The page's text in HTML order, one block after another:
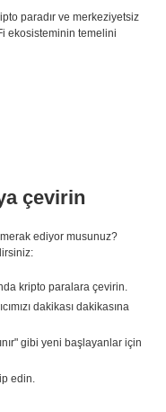
paradır ve merkeziyetsiz
ekosisteminin temelini
çevirin
ediyor musunuz?
kripto paralara çevirin.
dakikası dakikasına
gibi yeni başlayanlar için
edin.